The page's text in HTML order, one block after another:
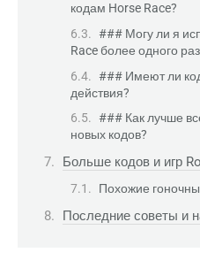
кодам Horse Race?
### Могу ли я
Race более одного
### Имеют ли
действия?
### Как лучше
новых кодов?
Больше кодов и игр
Похожие
Последние советы и